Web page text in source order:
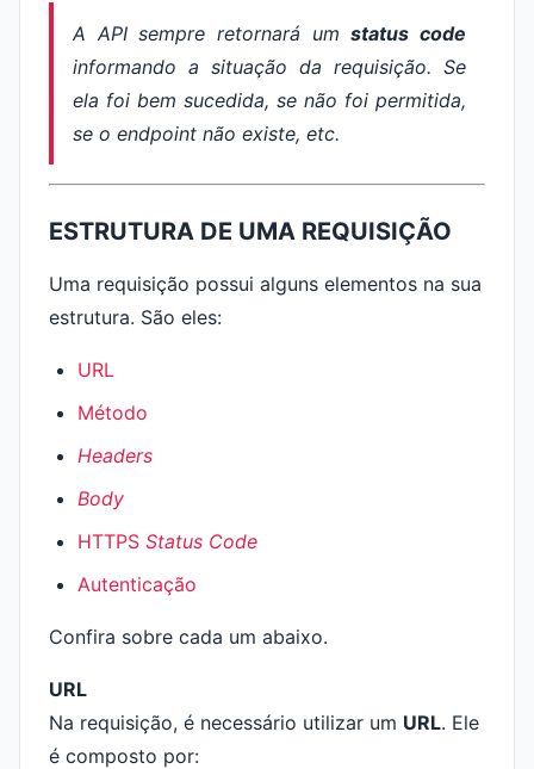
A API sempre retornará umstatus code
informando a situação da requisição. Se
ela foi bem sucedida, se não foi permitida,
se o endpoint não existe, etc.
ESTRUTURA DE UMA REQUISIÇÃO
Uma requisição possui alguns elementos na sua
estrutura. São eles:
URL
Método
Headers
Body
HTTPS Status Code
Autenticação
Confira sobre cada um abaixo.
URL
Na requisição, é necessário utilizar um URL. Ele
é composto por: